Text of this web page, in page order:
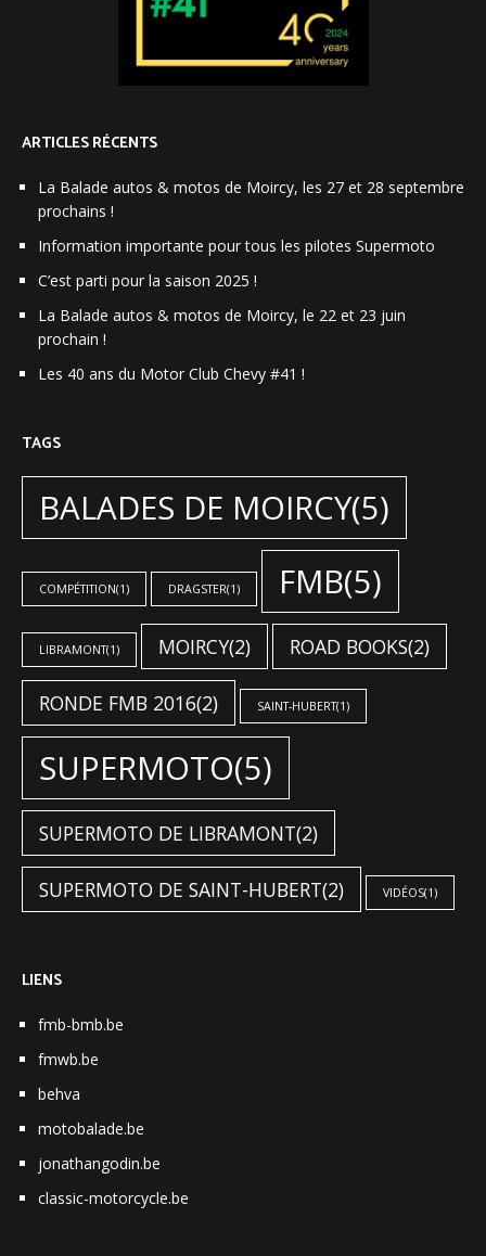
ARTICLES RÉCENTS
La Balade autos & motos de Moircy, les 27 et 28 septembre
prochains !
Information importante pour tous les pilotes Supermoto
C’est parti pour la saison 2025 !
La Balade autos & motos de Moircy, le 22 et 23 juin
prochain !
Les 40 ans du Motor Club Chevy #41 !
TAGS
BALADES DE MOIRCY(5)
COMPÉTITION(1) DRAGSTER(1) FMB(5)
LIBRAMONT(1) MOIRCY(2) ROAD BOOKS(2)
RONDE FMB 2016(2) SAINT-HUBERT(1)
SUPERMOTO(5)
SUPERMOTO DE LIBRAMONT(2)
SUPERMOTO DE SAINT-HUBERT(2) VIDÉOS(1)
LIENS
fmb-bmb.be
fmwb.be
behva
motobalade.be
jonathangodin.be
classic-motorcycle.be